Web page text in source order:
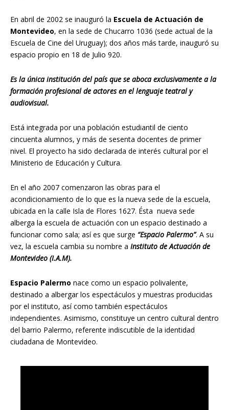
En abril de 2002 se inauguró la Escuela de Actuación de
Montevideo, en la sede de Chucarro 1036 (sede actual de la
Escuela de Cine del Uruguay); dos años más tarde, inauguró su
espacio propio en 18 de Julio 920.
Es la única institución del país que se aboca exclusivamente a la
formación profesional de actores en el lenguaje teatral y
audiovisual.
Está integrada por una población estudiantil de ciento
cincuenta alumnos, y más de sesenta docentes de primer
nivel. El proyecto ha sido declarada de interés cultural por el
Ministerio de Educación y Cultura.
En el año 2007 comenzaron las obras para el
acondicionamiento de lo que es la nueva sede de la escuela,
ubicada en la calle Isla de Flores 1627. Ésta nueva sede
alberga la escuela de actuación con un espacio destinado a
funcionar como sala; así es que surge “Espacio Palermo”. A su
vez, la escuela cambia su nombre a Instituto de Actuación de
Montevideo (I.A.M).
Espacio Palermo nace como un espacio polivalente,
destinado a albergar los espectáculos y muestras producidas
por el instituto, así como también espectáculos
independientes. Asimismo, constituye un centro cultural dentro
del barrio Palermo, referente indiscutible de la identidad
ciudadana de Montevideo.